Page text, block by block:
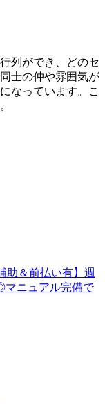
列ができ、どのセ
士の仲や雰囲気が
なっています。こ
助＆前払い有】週
マニュアル完備で